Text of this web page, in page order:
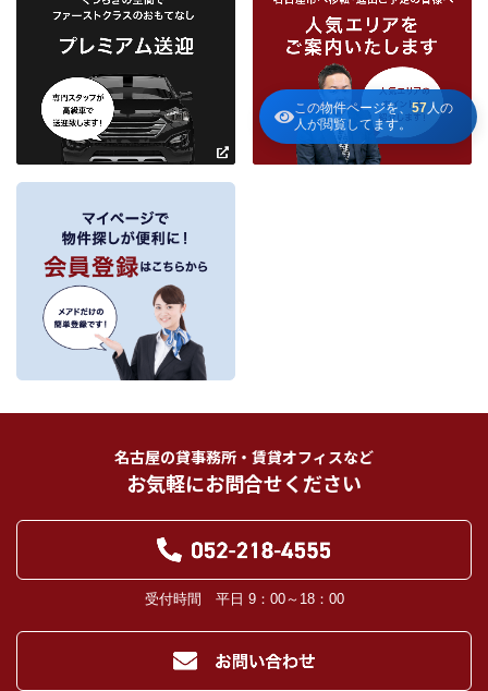
この物件ページを、57 人の
人が閲覧してます。
の他権利者様から受領した申込書、契約書等に記載された個人情報、その他適
正な手段で入手した個人情報を有しています。
お客様との契約の履行、賃貸取引にあっては契約管理、売買取引にあっては契
約後の管理・アフターサービス実施のため利用します。
当社は、当社の他の不動産物件におけるサービスの紹介並びにお客様にとって
有用と思われる当社提携先の商品・サービス等を紹介するためのダイレクトメ
ールの発送等のために、お宮様の個人情報のうち住所、氏名、電話番号、メー
ルアドレスの情報を利用させていただきます。このための利用は、お客様から
の申し出により取り止めます。
３．個人情報の第三者への提供
当社が保有する個人情報は、お客様との契約の履行、賃貸取引にあっては契約管
理、売買取引にあっては契約後の管理・アフターサービスの実施のため、業務の
内容に応じて、氏名、住所、電話番号、生年月日、不動産物件情報、成約情報
を、書面、郵便物、電話、インターネット、電子メール、広告媒体等で次の 1.～
11.記載の第三者に提供されます。なお、お客様からの申出がありましたら、提供
は停止いたします。
お客様から委託を受けた事項についての契約の相手方となる者、その見込者。
他の宅地建物取引業者。
取引業者に義務付けられます。）
登記に関する司法書士、土地家屋調査士。
対象不動産について管理の必要がある場合における管理業者。
当社の管理が生じる場合は、管理委託契約の重要事項説明書に定める業務委託
先及び管理費引き落としの際の振込先金融機関、管理組合役員。
入居者様が賃料を滞納した場合の滞納取立者。
市区町村 地図
から検索
条件を追加
フリーワード検索
名古屋の貸事務所・賃貸オフィスなど
お気軽にお問合せください
受付時間 平日 9：00～18：00